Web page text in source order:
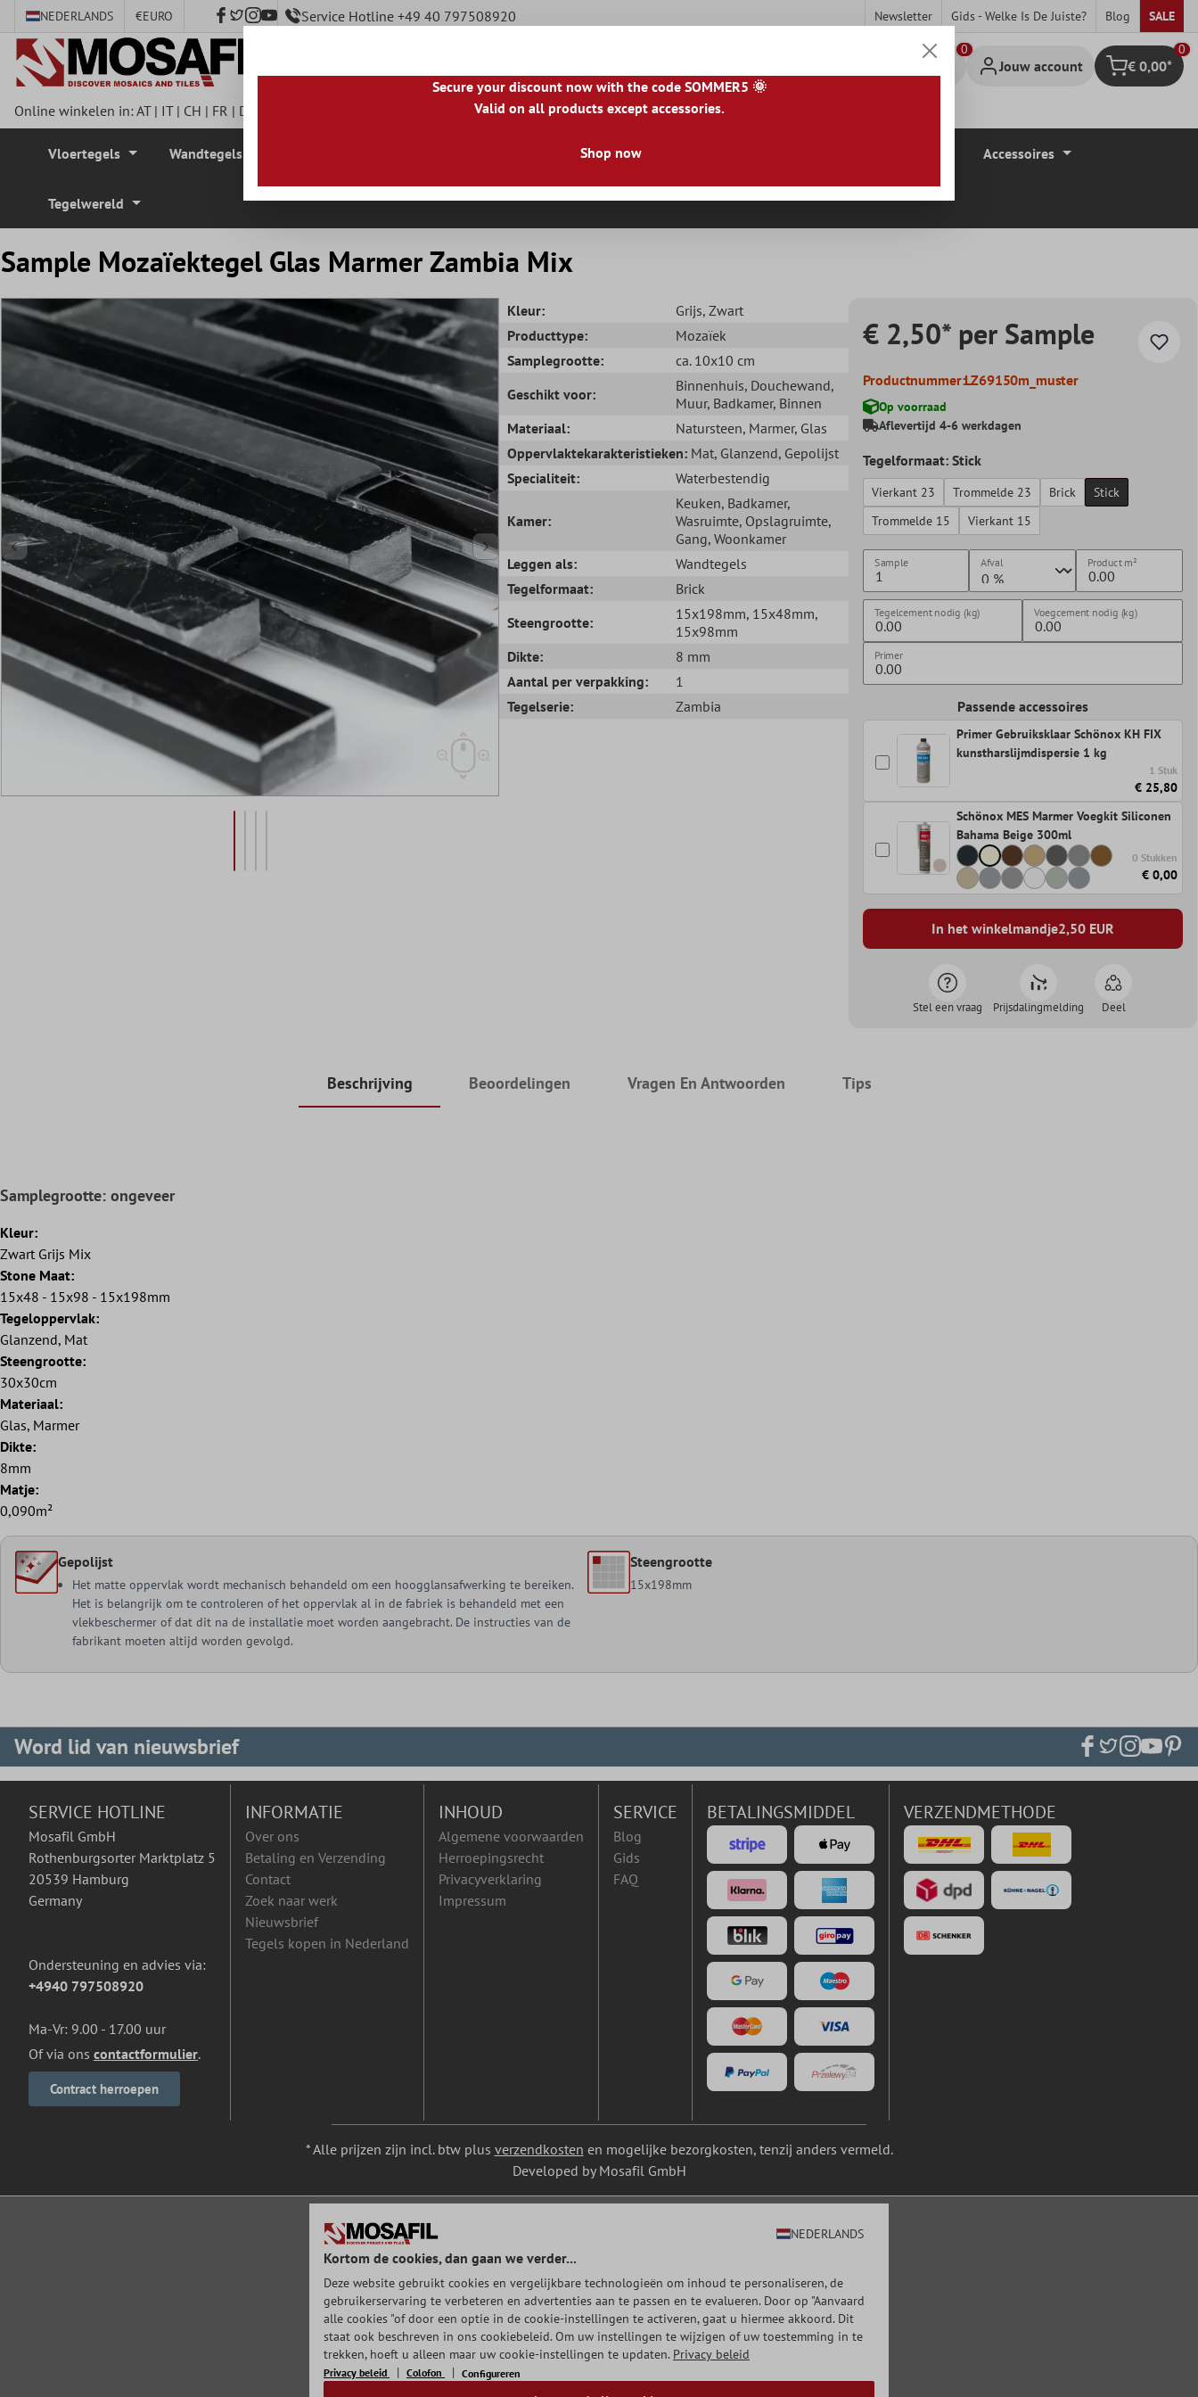
hoofdinhoud
NEDERLANDS €EURO Service Hotline +49 40 797508920 Newsletter Gids - Welke Is De Juiste? Blog SALE
Jouw account Winkelmandje
0
€ 0,00*
Online winkelen in:AT| IT| CH | FR | DE |PL| PT|FI|GR|RO|NO|HU|BG|HR|
Vloertegels Wandtegels Terrastegels Accessoires
Tegelwereld
Sample Mozaïektegel Glas Marmer Zambia Mix
Kleur: Grijs, Zwart
Producttype:
Mozaïek
Samplegrootte:
ca. 10x10 cm
Geschikt voor:
Binnenhuis, Douchewand,
Muur, Badkamer, Binnen
Materiaal:
Natursteen, Marmer, Glas
Oppervlaktekarakteristieken: Mat, Glanzend, Gepolijst
Specialiteit:
Waterbestendig
Kamer:
Keuken, Badkamer,
Wasruimte, Opslagruimte,
Gang, Woonkamer
Leggen als:
Wandtegels
Tegelformaat:
Brick
Steengrootte:
15x198mm, 15x48mm,
15x98mm
Dikte:
8 mm
Aantal per verpakking:
1
Tegelserie:
Zambia
€ 2,50* per Sample
Productnummer:LZ69150m_muster
Op voorraad
Aflevertijd 4-6 werkdagen
Tegelformaat: Stick
Vierkant 23 Trommelde 23 Brick
Stick
Trommelde 15
Vierkant 15
Sample Afval Productm²
Tegelcement nodig (kg) Voegcement nodig (kg)
Primer
Passende accessoires
Primer Gebruiksklaar Schönox KH FIX
kunstharslijmdispersie 1 kg
1 Stuk
€ 25,80
Schönox MES Marmer Voegkit Siliconen
Bahama Beige 300ml
0 Stukken
€ 0,00
In het winkelmandje2,50EUR
Stel een vraag Prijsdalingmelding Deel
Beschrijving Beoordelingen Vragen En Antwoorden Tips
Samplegrootte: ongeveer
Kleur:
Zwart Grijs Mix
Stone Maat:
15x48 - 15x98 - 15x198mm
Tegeloppervlak:
Glanzend, Mat
Steengrootte:
30x30cm
Materiaal:
Glas, Marmer
Dikte:
8mm
Matje:
0,090m²
Gepolijst
Het matte oppervlak wordt mechanisch behandeld om een hoogglansafwerking te bereiken.
Het is belangrijk om te controleren of het oppervlak al in de fabriek is behandeld met een
vlekbeschermer of dat dit na de installatie moet worden aangebracht. De instructies van de
fabrikant moeten altijd worden gevolgd.
Steengrootte
15x198mm
Word lid van nieuwsbrief
SERVICE HOTLINE
Mosafil GmbH
Rothenburgsorter Marktplatz 5
20539 Hamburg
Germany
Ondersteuning en advies via:
+4940 797508920
Ma-Vr: 9.00 - 17.00 uur
Of via ons contactformulier.
Contract herroepen
INFORMATIE
Over ons
Betaling en Verzending
Contact
Zoek naar werk
Nieuwsbrief
Tegels kopen in Nederland
INHOUD
Algemene voorwaarden
Herroepingsrecht
Privacyverklaring
Impressum
SERVICE
Blog
Gids
FAQ
BETALINGSMIDDEL VERZENDMETHODE
* Alle prijzen zijn incl. btw plus verzendkosten en mogelijke bezorgkosten, tenzij anders vermeld.
Developed by Mosafil GmbH
NEDERLANDS
Kortom de cookies, dan gaan we verder...
Deze website gebruikt cookies en vergelijkbare technologieën om inhoud te personaliseren, de
gebruikerservaring te verbeteren en advertenties aan te passen en te evalueren. Door op "Aanvaard
alle cookies "of door een optie in de cookie-instellingen te activeren, gaat u hiermee akkoord. Dit
staat ook beschreven in ons cookiebeleid. Om uw instellingen te wijzigen of uw toestemming in te
trekken, hoeft u alleen maar uw cookie-instellingen te updaten. Privacy beleid
Privacy beleid Colofon Configureren
Secure your discount now with the code SOMMER5 🌞
Valid on all products except accessories.
Shop now